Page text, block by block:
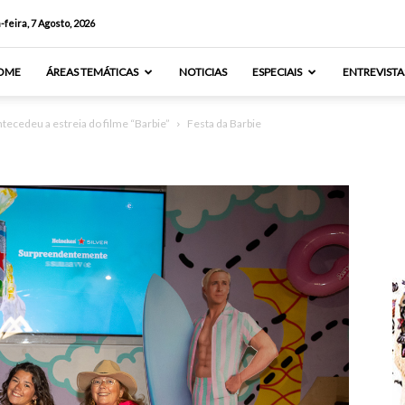
feira, 7 Agosto, 2026
ÁREAS TEMÁTICAS NOTICIAS ESPECIAIS
a estreia do filme “Barbie” Festa da Barbie